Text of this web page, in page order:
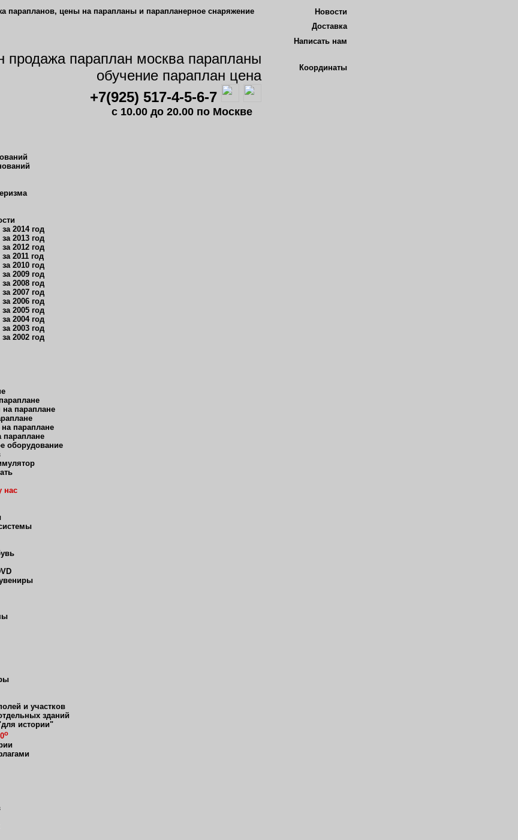
Новости
Доставка
Написать нам
+7(925) 517-4-5-6-7
c 10.00 до 20.00 по Москве
Координаты
2014 год
2013 год
2012 год
2011 год
2010 год
2009 год
2008 год
2007 год
2006 год
2005 год
2004 год
2003 год
2002 год
параплане
параплане
параплане
оборудование
нас
и участков
зданий
истории"
о